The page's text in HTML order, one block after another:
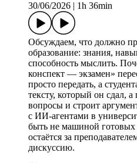
30/06/2026
1h 36min
Обсуждаем, что должно
образование: знания,
способность мыслить.
конспект — экзамен»
просто передать, а
тексту, который он сдал,
вопросы и строит
с ИИ-агентами в
быть не машиной готовых
остаётся за
дискуссию.